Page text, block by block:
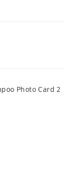
Photo Card 2